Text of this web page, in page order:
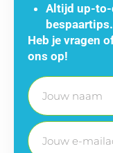
Altijd up-to-
bespaartips.
Heb je vragen
ons op!